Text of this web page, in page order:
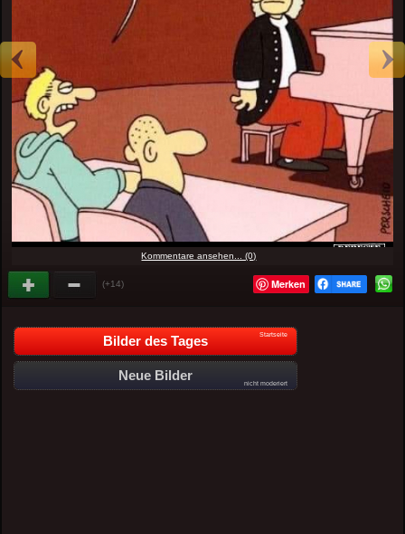
Kommentare ansehen... (0)
(+14) Merken
Bilder des Tages Startseite
Neue Bilder
nicht moderiert